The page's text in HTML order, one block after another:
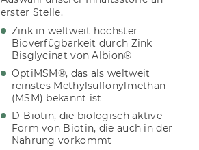
erster Stelle.
Zink in weltweit höchster
Bioverfügbarkeit durch Zink
Bisglycinat von Albion®
OptiMSM®, das als weltweit
reinstes Methylsulfonylmethan
(MSM) bekannt ist
D-Biotin, die biologisch aktive
Form von Biotin, die auch in der
Nahrung vorkommt